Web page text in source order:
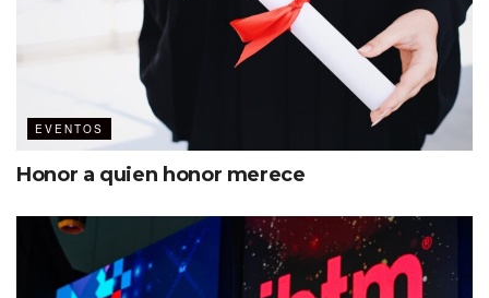
práctica de trabajo en red, lo que facilita su crecimiento a
También se realizan foros y círculos para acercarlas a
temas relacionados con nuevas tendencias, tecnologías y
desarrollo profesional, abundó.
“Debemos impulsar que las mujeres
no salgan del ámbito laboral por
circunstancias externas, las
organizaciones deben preocuparse
EVENTOS
Honor a quien honor merece